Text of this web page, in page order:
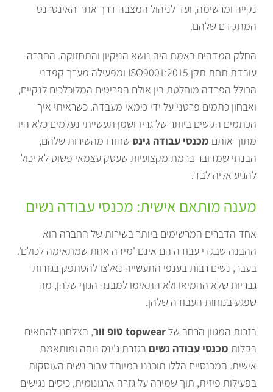
נקייה ומרשימה, ועד לניהול המצבה דרך אתר האינטרנט
המתקדם שלהם.
החלק המדהים באמת היה נושא הניקיון והתחזוקה. החברה
עובדת תחת תקן ISO9001:2015 ומפעילה מערך קפדני
הכולל הפרדה מוחלטת בין אולם הפריטים המלוכלכים לנקיים,
ואבחון כתמים פרטני על ידי כימאי מעבדה. כשראיתי איך
הכתמים הקשים ביותר של גריז ושמן תעשייתי נעלמים כלא היו
מתוך אותם מכנסי עבודה גינסשחזרו מהשירות שלהם,
הבנתי שמדובר ברמת מקצועיות שעסק עצמאי פשוט לא יכול
להגיע אליה לבד.
מענה מותאם אישית: מכנסי עבודה נשים
אחד הדברים המרשימים ביותר בשירות של החברה הוא
ההבנה שבגדי עבודה הם אינם 'מידה אחת שמתאימה לכולם'.
בעבר, נשים רבות בענפי התעשייה נאלצו להסתפק בגזרות
גבריות שלא החמיאו ולא התאימו למבנה הגוף שלהן, מה
שפגע בנוחות העבודה שלהן.
בזכות המגוון הרחב שלtopwear טופ וור
, הצלחנו להתאים
בקלות מכנסי עבודה נשים בגזרת ג'ינס נוחה ומותאמת
אישית. המכנסיים הללו תוכננו במיוחד עבור נשים העוסקות
בפעילות פיזית, תוך שמירה על גזרה ארגונומית, כיסים נגישים